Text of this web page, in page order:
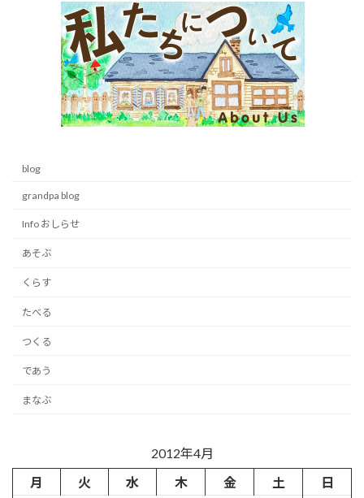
blog
grandpa blog
Info おしらせ
あそぶ
くらす
たべる
つくる
であう
まなぶ
2012年4月
月
火 水 木 金 土
日